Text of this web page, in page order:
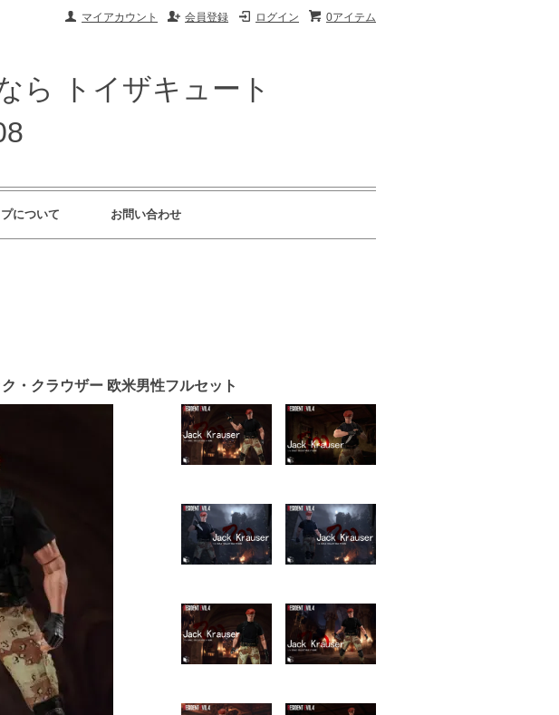
0アイテム
ログイン
会員登録
マイアカウント
ら トイザキュート
について お問い合わせ
・クラウザー 欧米男性フルセット